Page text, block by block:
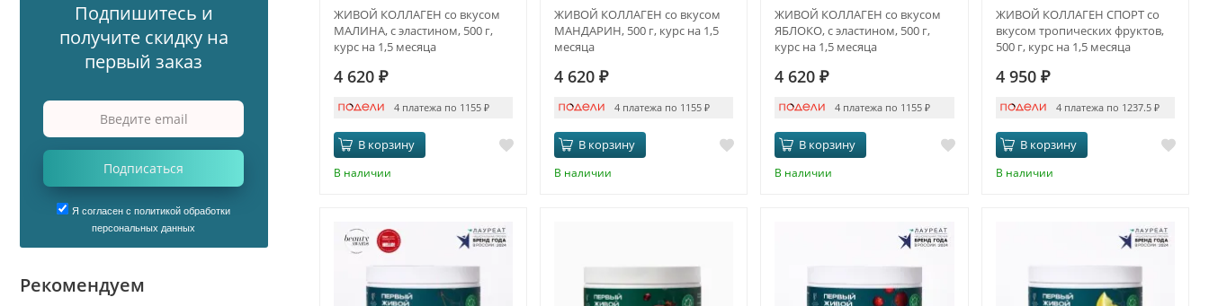
ЖИВОЙ КОЛЛАГЕН со вкусом
МАЛИНА, с эластином, 500 г,
курс на 1,5 месяца
4 620 ₽
4 платежа по 1155₽
В корзину
В наличии
ЖИВОЙ КОЛЛАГЕН со вкусом
МАНДАРИН, 500 г, курс на 1,5
месяца
4 620 ₽
4 платежа по 1155₽
В корзину
В наличии
ЖИВОЙ КОЛЛАГЕН со вкусом
ЯБЛОКО, с эластином, 500 г,
курс на 1,5 месяца
4 620₽
4 платежа по 1155 ₽
В корзину
В наличии
ЖИВОЙ КОЛЛАГЕН СПОРТ со
вкусом тропических фруктов,
500 г, курс на 1,5 месяца
4 950 ₽
4 платежа по 1237.5₽
В корзину
В наличии
Подпишитесь и
получите скидку на
первый заказ
Подписаться
Я согласен с политикой обработки
персональных данных
Рекомендуем